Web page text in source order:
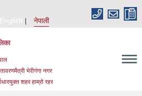
English
नेपाली
भेरीगंगा नगर
शहर हाम्रो रहर